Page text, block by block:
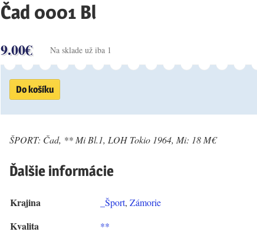
Čad 0001 Bl
9.00€ Na sklade už iba 1
Do košíku
ŠPORT: Čad, ** Mi Bl.1, LOH Tokio 1964, Mi: 18 M€
Ďalšie informácie
Krajina _Šport, Zámorie
Kvalita **